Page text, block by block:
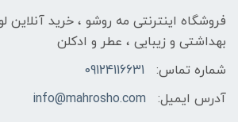
فروشگاه اینترنتی مه‌ رو‌شو ، خرید آنلاین
بهداشتی و زیبایی ، عطر و ادکلن
شماره تماس:
09124116631
آدرس ایمیل:
info@mahrosho.com